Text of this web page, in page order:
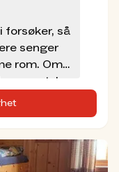
forsøker, så
senger
rom. Om
kan
Prisen
av egen
sengesett